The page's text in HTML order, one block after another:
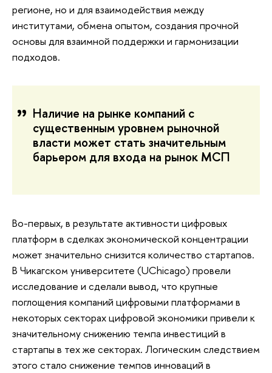
регионе, но и для взаимодействия между
институтами, обмена опытом, создания прочной
основы для взаимной поддержки и гармонизации
подходов.
Наличие на рынке компаний с
существенным уровнем рыночной
власти может стать значительным
барьером для входа на рынок МСП
Во-первых, в результате активности цифровых
платформ в сделках экономической концентрации
может значительно снизится количество стартапов.
В Чикагском университете (UChicago) провели
исследование и сделали вывод, что крупные
поглощения компаний цифровыми платформами в
некоторых секторах цифровой экономики привели к
значительному снижению темпа инвестиций в
стартапы в тех же секторах. Логическим следствием
этого стало снижение темпов инноваций в